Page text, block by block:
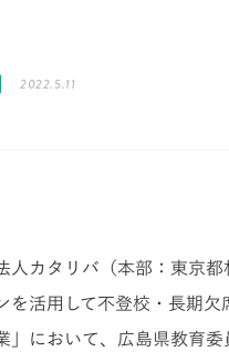
2022.5.11
人カタリバ（本部：東京
を活用して不登校・長期
」において、広島県教育